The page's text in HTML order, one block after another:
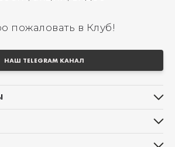
пожаловать в Клуб!
НАШ TELEGRAM КАНАЛ